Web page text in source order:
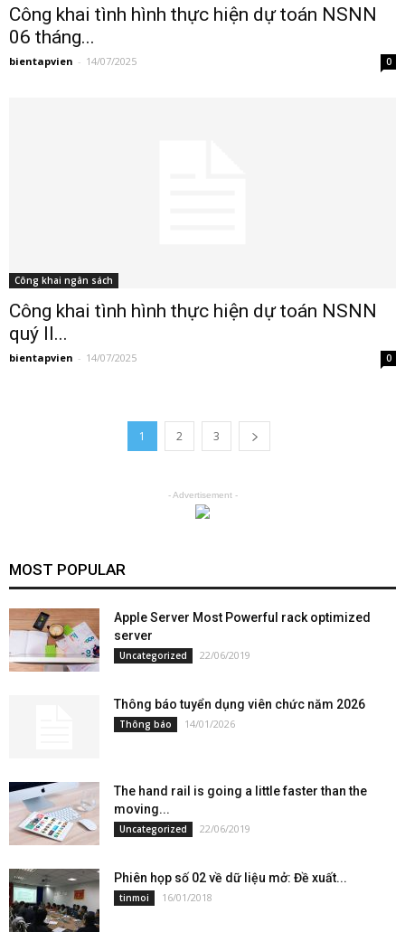
Công khai tình hình thực hiện dự toán NSNN
06 tháng...
bientapvien - 14/07/2025 0
Công khai ngân sách
Công khai tình hình thực hiện dự toán NSNN
quý II...
bientapvien - 14/07/2025 0
1 2 3
- Advertisement -
MOST POPULAR
Apple Server Most Powerful rack optimized
server
Uncategorized 22/06/2019
Thông báo tuyển dụng viên chức năm 2026
Thông báo 14/01/2026
The hand rail is going a little faster than the
moving...
Uncategorized 22/06/2019
Phiên họp số 02 về dữ liệu mở: Đề xuất...
tinmoi 16/01/2018